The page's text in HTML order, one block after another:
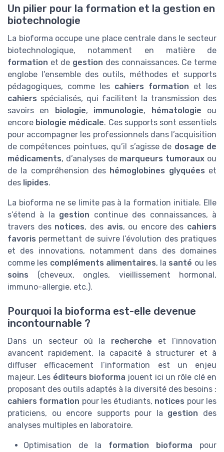
Un pilier pour la formation et la gestion en
biotechnologie
La bioforma occupe une place centrale dans le secteur
biotechnologique, notamment en matière de
formation et de gestion des connaissances. Ce terme
englobe l’ensemble des outils, méthodes et supports
pédagogiques, comme les cahiers formation et les
cahiers spécialisés, qui facilitent la transmission des
savoirs en biologie, immunologie, hématologie ou
encore biologie médicale. Ces supports sont essentiels
pour accompagner les professionnels dans l’acquisition
de compétences pointues, qu’il s’agisse de dosage de
médicaments, d’analyses de marqueurs tumoraux ou
de la compréhension des hémoglobines glyquées et
des lipides.
La bioforma ne se limite pas à la formation initiale. Elle
s’étend à la gestion continue des connaissances, à
travers des notices, des avis, ou encore des cahiers
favoris permettant de suivre l’évolution des pratiques
et des innovations, notamment dans des domaines
comme les compléments alimentaires, la santé ou les
soins (cheveux, ongles, vieillissement hormonal,
immuno-allergie, etc.).
Pourquoi la bioforma est-elle devenue
incontournable ?
Dans un secteur où la recherche et l’innovation
avancent rapidement, la capacité à structurer et à
diffuser efficacement l’information est un enjeu
majeur. Les éditeurs bioforma jouent ici un rôle clé en
proposant des outils adaptés à la diversité des besoins :
cahiers formation pour les étudiants, notices pour les
praticiens, ou encore supports pour la gestion des
analyses multiples en laboratoire.
Optimisation de la formation bioforma pour